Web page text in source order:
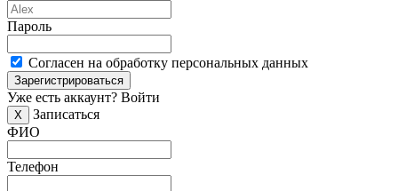
Пароль
Согласен на обработку персональных данных
Зарегистрироваться
Уже есть аккаунт? Войти
X
Записаться
ФИО
Телефон